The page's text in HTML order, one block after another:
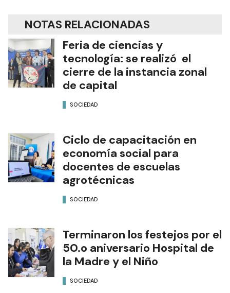
NOTAS RELACIONADAS
Feria de ciencias y
tecnología: se realizó el
cierre de la instancia zonal
de capital
SOCIEDAD
Ciclo de capacitación en
economía social para
docentes de escuelas
agrotécnicas
SOCIEDAD
Terminaron los festejos por el
50.o aniversario Hospital de
la Madre y el Niño
SOCIEDAD